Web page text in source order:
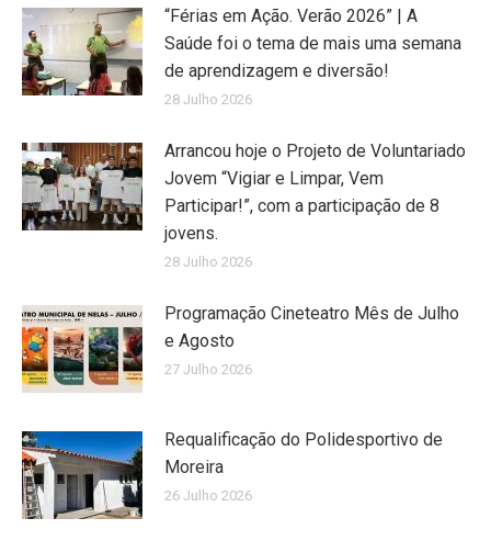
“Férias em Ação. Verão 2026” | A
Saúde foi o tema de mais uma semana
de aprendizagem e diversão!
28 Julho 2026
Arrancou hoje o Projeto de Voluntariado
Jovem “Vigiar e Limpar, Vem
Participar!”, com a participação de 8
jovens.
28 Julho 2026
Programação Cineteatro Mês de Julho
e Agosto
27 Julho 2026
Requalificação do Polidesportivo de
Moreira
26 Julho 2026